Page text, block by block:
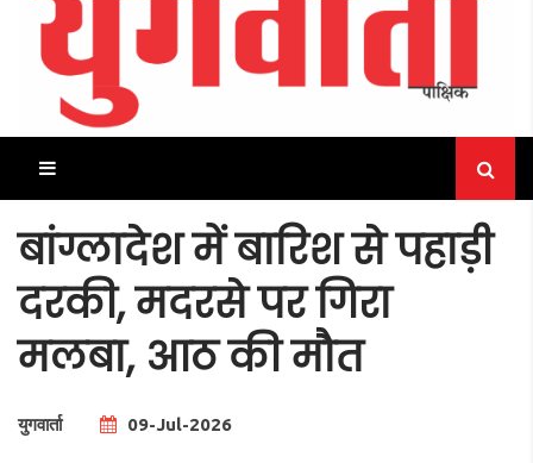
बांग्लादेश में बारिश से पहाड़ी
दरकी, मदरसे पर गिरा
मलबा, आठ की मौत
युगवार्ता 09-Jul-2026